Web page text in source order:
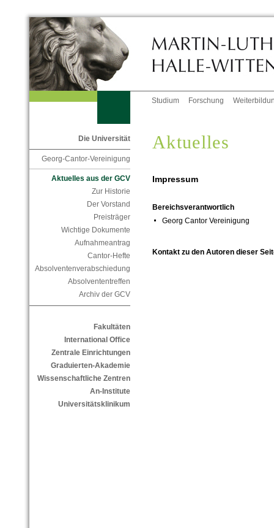
Studium Forschung
Die Universität
Georg-Cantor-Vereinigung
Aktuelles aus der GCV
Zur Historie
Der Vorstand
Preisträger
Wichtige Dokumente
Aufnahmeantrag
Cantor-Hefte
Absolventenverabschiedung
Absolvententreffen
Archiv der GCV
Fakultäten
International Office
Zentrale Einrichtungen
Graduierten-Akademie
Wissenschaftliche Zentren
An-Institute
Universitätsklinikum
Aktuelles
Impressum
Bereichsverantwortlich
Georg Cantor Vereinigung
Kontakt zu den Autoren dieser